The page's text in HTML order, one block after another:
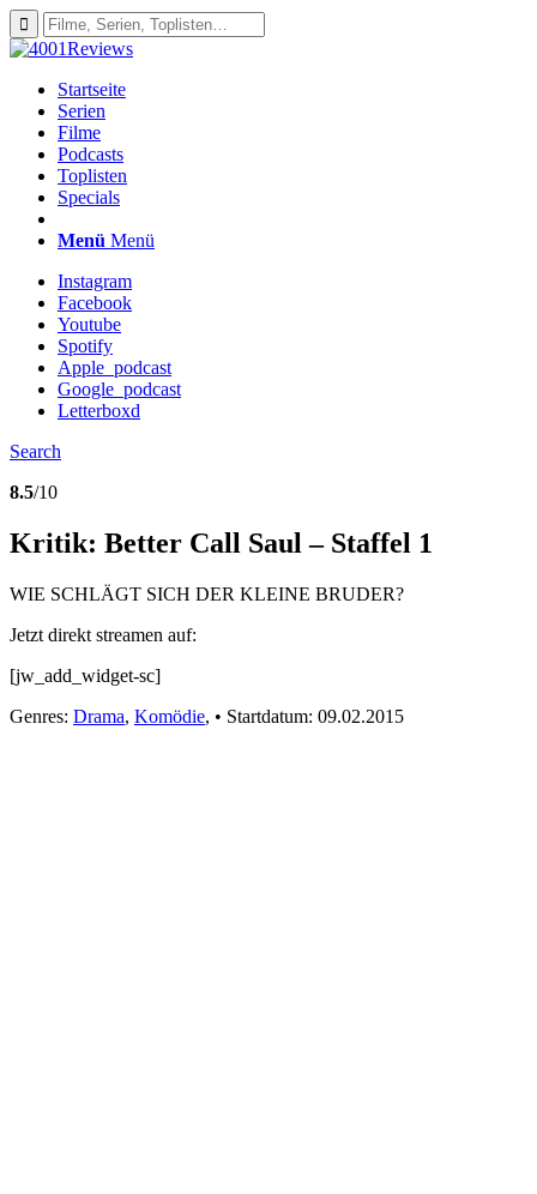
Startseite
Serien
Filme
Podcasts
Toplisten
Specials
Menü Menü
Instagram
Facebook
Youtube
Spotify
Apple_podcast
Google_podcast
Letterboxd
Search
8.5/10
Kritik: Better Call Saul – Staffel 1
WIE SCHLÄGT SICH DER KLEINE BRUDER?
Jetzt direkt streamen auf:
[jw_add_widget-sc]
Genres: Drama, Komödie, • Startdatum: 09.02.2015